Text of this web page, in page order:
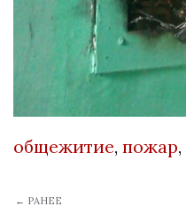
общежитие, пожар,
← РАНЕЕ